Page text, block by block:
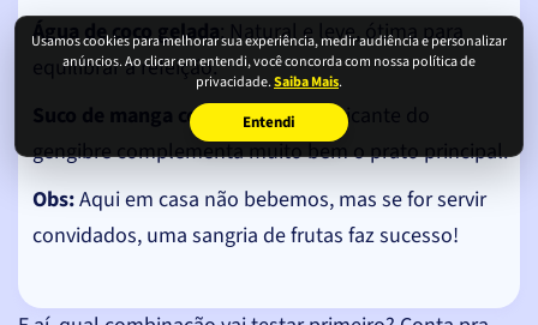
Usamos cookies para melhorar sua experiência, medir audiência e personalizar
anúncios. Ao clicar em entendi, você concorda com nossa política de
privacidade.Saiba Mais.
Entendi
Água de coco gelada: Natural e leve, ótima para
equilibrar a refeição.
Suco de manga com gengibre
: O picante do
gengibre complementa muito bem o prato principal.
Obs:Aqui em casa não bebemos, mas se for servir
convidados, uma sangria de frutas faz sucesso!